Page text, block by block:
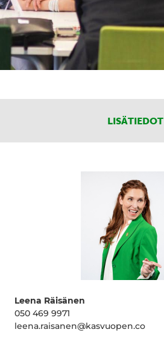
LISÄTIEDOT
Leena Räisänen
050 469 9971
leena.raisanen@kasvuopen.co